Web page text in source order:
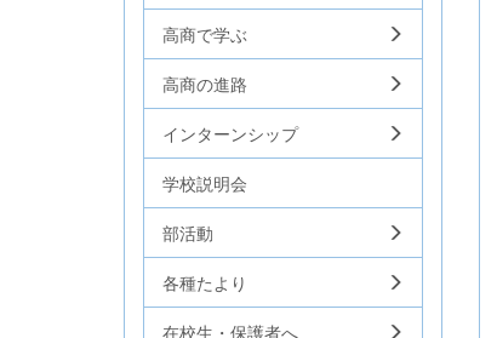
高商で学ぶ
高商の進路
インターンシップ
学校説明会
部活動
各種たより
在校生・保護者へ